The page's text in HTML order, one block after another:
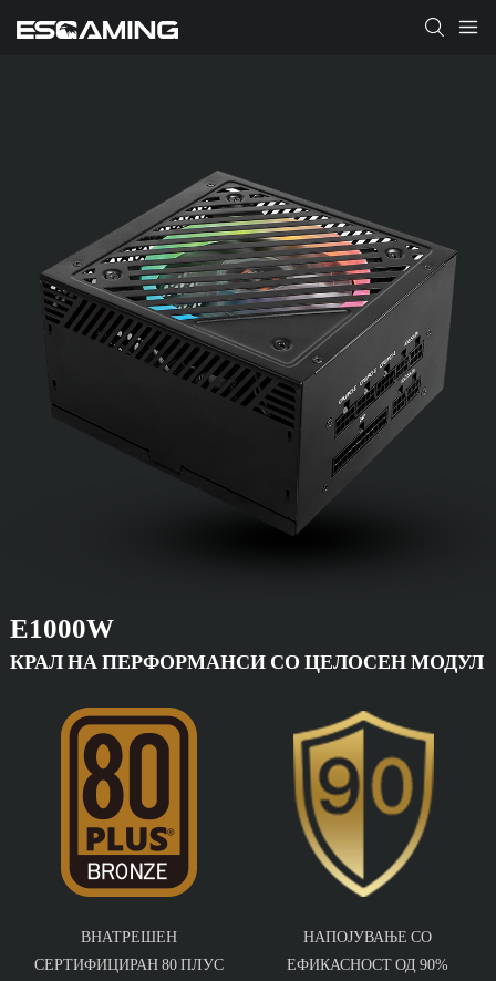
E1000W
КРАЛ НА ПЕРФОРМАНСИ СО ЦЕЛОСЕН МОДУЛ
ВНАТРЕШЕН
СЕРТИФИЦИРАН 80 ПЛУС
НАПОЈУВАЊЕ СО
ЕФИКАСНОСТ ОД 90%